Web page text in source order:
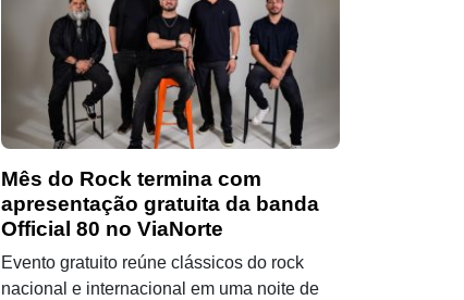
Mês do Rock termina com
apresentação gratuita da banda
Official 80 no ViaNorte
Evento gratuito reúne clássicos do rock
nacional e internacional em uma noite de